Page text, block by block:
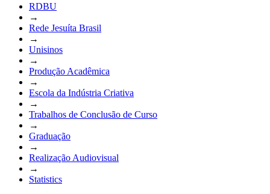
RDBU
→
Rede Jesuíta Brasil
→
Unisinos
→
Produção Acadêmica
→
Escola da Indústria Criativa
→
Trabalhos de Conclusão de Curso
→
Graduação
→
Realização Audiovisual
→
Statistics